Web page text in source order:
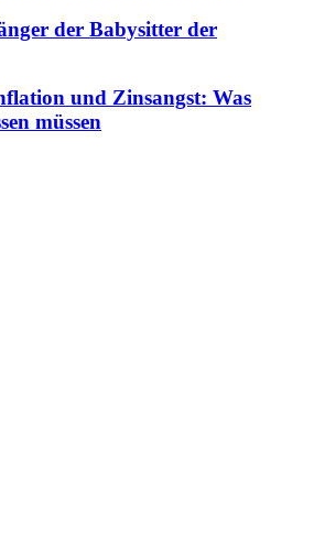
der Babysitter der
und Zinsangst: Was
müssen